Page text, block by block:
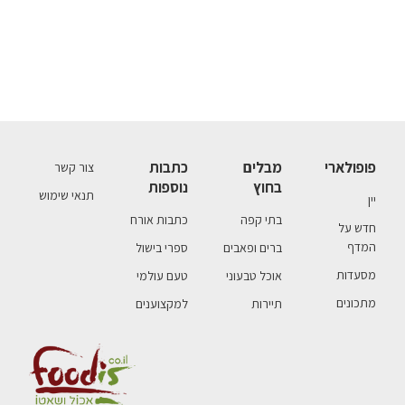
פופולארי
יין
חדש על
המדף
מסעדות
מתכונים
מבלים
בחוץ
בתי קפה
ברים ופאבים
אוכל טבעוני
תיירות
כתבות
נוספות
כתבות אורח
ספרי בישול
טעם עולמי
למקצוענים
צור קשר
תנאי שימוש